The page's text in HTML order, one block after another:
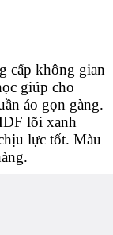
cấp không gian
giúp cho
áo gọn gàng.
lõi xanh
lực tốt. Màu